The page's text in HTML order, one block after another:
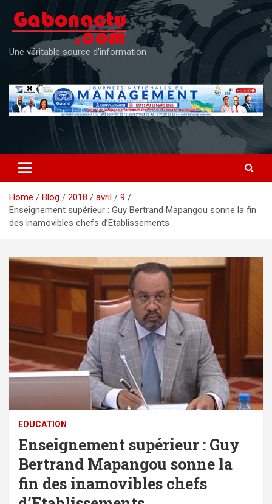
content
Une véritable source d'information
Home Blog 2018 avril
9
Enseignement supérieur : Guy Bertrand Mapangou sonne la fin
des inamovibles chefs d’Etablissements
EDUCATION
Enseignement supérieur : Guy
Bertrand Mapangou sonne la
fin des inamovibles chefs